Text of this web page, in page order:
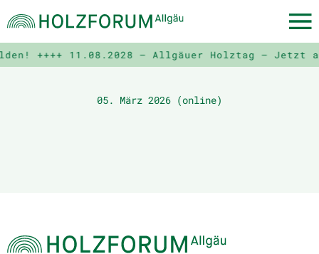
++++ 11.08.2028 – Allgäuer Holztag – Jetzt
05. März 2026 (online)